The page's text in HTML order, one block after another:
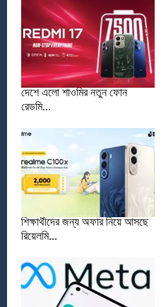
দেশে এলো শাওমির নতুন ফোন
রেডমি...
শিক্ষার্থীদের জন্য অফার নিয়ে আসছে
রিয়েলমি...